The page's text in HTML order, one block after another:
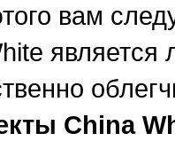
вам
China